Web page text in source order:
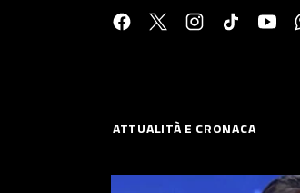
ATTUALITÀ E CRONACA